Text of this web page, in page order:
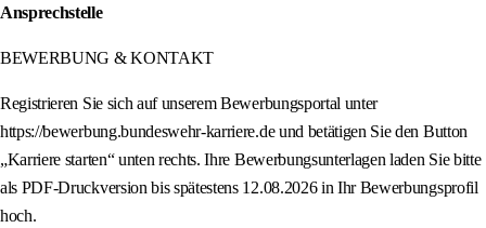
Ansprechstelle
BEWERBUNG & KONTAKT
Registrieren Sie sich auf unserem Bewerbungsportal unter
https://bewerbung.bundeswehr-karriere.de und betätigen Sie den Button
„Karriere starten“ unten rechts. Ihre Bewerbungsunterlagen laden Sie bitte
als PDF-Druckversion bis spätestens 12.08.2026 in Ihr Bewerbungsprofil
hoch.